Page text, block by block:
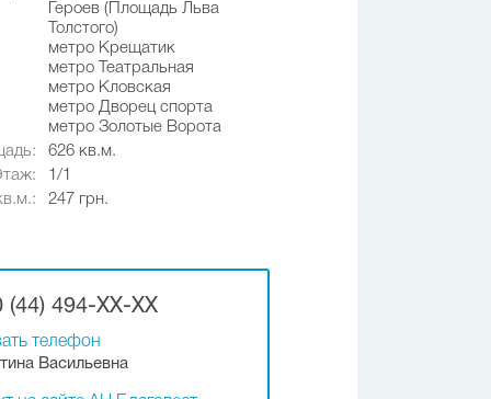
Героев (Площадь Льва
Толстого)
метро Крещатик
метро Театральная
метро Кловская
метро Дворец спорта
метро Золотые Ворота
626 кв.м.
1/1
247 грн.
(44) 494-XX-XX
телефон
Васильевна